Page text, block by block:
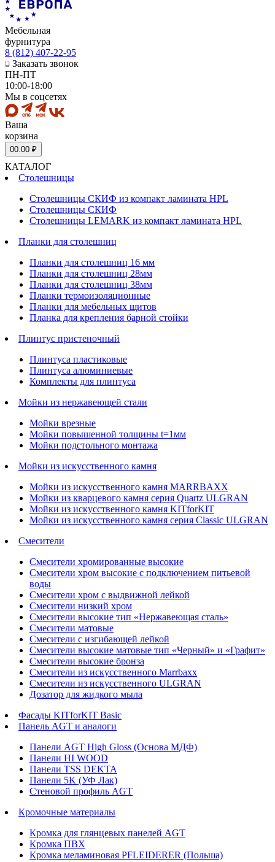
Мебельная
фурнитура
8 (812) 407-22-95
Заказать звонок
ПН-ПТ
10:00-18:00
Мы в соцсетях
Ваша
корзина
00.00 ₽
КАТАЛОГ
Столешницы
Столешницы СКИФ из компакт ламината HPL
Столешницы СКИФ
Столешницы LEMARK из компакт ламината HPL
Планки для столешниц
Планки для столешниц 16 мм
Планки для столешниц 28мм
Планки для столешниц 38мм
Планки термоизоляционные
Планки для мебельных щитов
Планка для крепления барной стойки
Плинтус пристеночный
Плинтуса пластиковые
Плинтуса алюминиевые
Комплекты для плинтуса
Мойки из нержавеющей стали
Мойки врезные
Мойки повышенной толщины t=1мм
Мойки подстольного монтажа
Мойки из искусственного камня
Мойки из искусственного камня MARRBAXX
Мойки из кварцевого камня серия Quartz ULGRAN
Мойки из искусственного камня KITforKIT
Мойки из искусственного камня серия Classic ULGRAN
Смесители
Смесители хромированные высокие
Смесители хром высокие с подключением питьевой
воды
Смесители хром с выдвижной лейкой
Смесители низкий хром
Смесители высокие тип «Нержавеющая сталь»
Смесители матовые
Смесители с изгибающей лейкой
Смесители высокие матовые тип «Черный» и «Графит»
Смесители высокие бронза
Смесители из искусственного Marrbaxx
Смесители из искусственного ULGRAN
Дозатор для жидкого мыла
Фасады KITforKIT Basic
Панель AGT и аналоги
Панели AGT High Gloss (Основа МДФ)
Панели HI WOOD
Панели TSS DEKTA
Панели 5K (УФ Лак)
Стеновой профиль AGT
Кромочные материалы
Кромка для глянцевых панелей AGT
Кромка ПВХ
Кромка меламиновая PFLEIDERER (Польша)